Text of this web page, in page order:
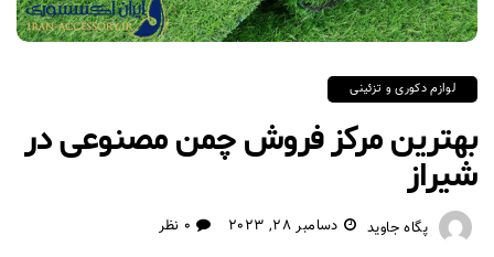
لوازم دکوری و تزئینی
بهترین مرکز فروش چمن مصنوعی در
شیراز
پگاه جاوید دسامبر 28, 2023 0 نظر